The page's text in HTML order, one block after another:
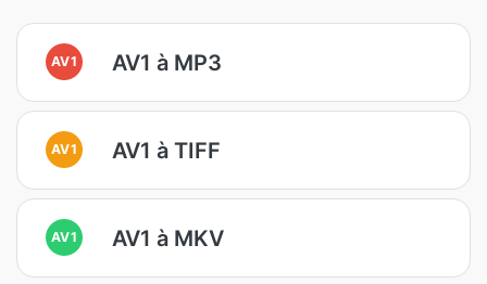
AV1 AV1 à MP3
AV1 AV1 à TIFF
AV1 AV1 à MKV